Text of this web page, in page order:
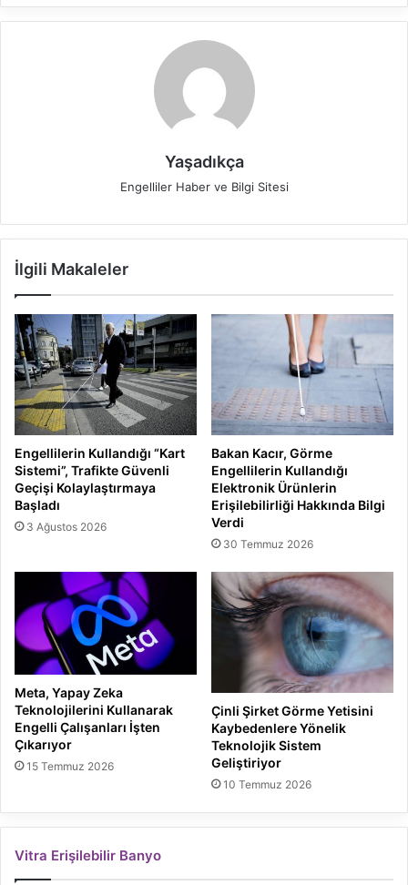
Yaşadıkça
Engelliler Haber ve Bilgi Sitesi
İlgili Makaleler
Engellilerin Kullandığı “Kart
Sistemi”, Trafikte Güvenli
Geçişi Kolaylaştırmaya
Başladı
3 Ağustos 2026
Bakan Kacır, Görme
Engellilerin Kullandığı
Elektronik Ürünlerin
Erişilebilirliği Hakkında Bilgi
Verdi
30 Temmuz 2026
Meta, Yapay Zeka
Teknolojilerini Kullanarak
Engelli Çalışanları İşten
Çıkarıyor
15 Temmuz 2026
Çinli Şirket Görme Yetisini
Kaybedenlere Yönelik
Teknolojik Sistem
Geliştiriyor
10 Temmuz 2026
Vitra Erişilebilir Banyo